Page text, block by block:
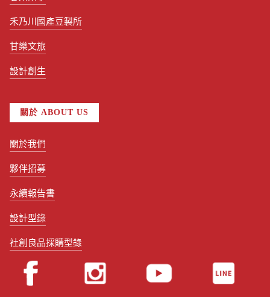
禾乃川國產豆製所
甘樂文旅
設計創生
關於 ABOUT US
關於我們
夥伴招募
永續報告書
設計型錄
社創良品採購型錄